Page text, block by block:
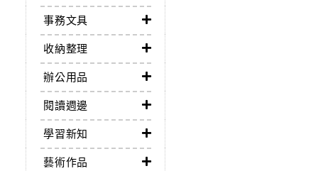
事務文具
收納整理
辦公用品
閱讀週邊
學習新知
藝術作品